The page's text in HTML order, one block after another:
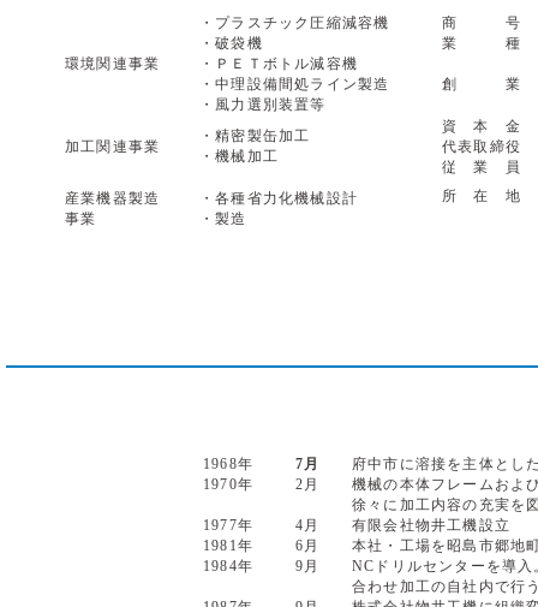
環境関連事業
・プラスチック圧縮減容機
・破袋機
・ＰＥＴボトル減容機
・中理設備間処ライン製造
・風力選別装置等
商 号
業 種
創 業
加工関連事業
・精密製缶加工
・機械加工
資 本 金
代表取締役
従 業 員
産業機器製造
事業
・各種省力化機械設計
・製造
所 在 地
1968年 7月
府中市に溶接を主体とし
1970年
2月
機械の本体フレームおよ
徐々に加工内容の充実を
1977年
4月
有限会社物井工機設立
1981年
6月
本社・工場を昭島市郷地
1984年
9月
NCドリルセンターを導
合わせ加工の自社内で行